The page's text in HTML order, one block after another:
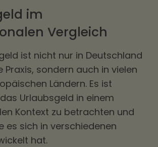
im
Vergleich
ist nicht nur in Deutschland
Praxis, sondern auch in vielen
Ländern. Es ist
Urlaubsgeld in einem
Kontext zu betrachten und
es sich in verschiedenen
hat.